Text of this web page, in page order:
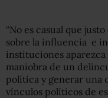
“No es casual que
sobre la influencia e
instituciones aparezca
maniobra de un
política y generar una
vínculos políticos de